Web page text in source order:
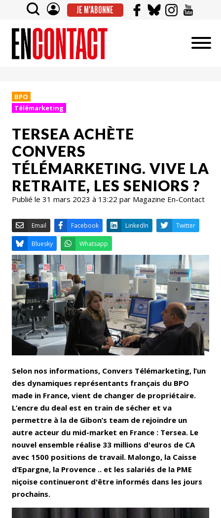
JE M'ABONNE
BPO
Télémarketing
TERSEA ACHÈTE
CONVERS
TÉLÉMARKETING. VIVE LA
RETRAITE, LES SENIORS ?
Publié le 31 mars 2023 à 13:22 par Magazine En-Contact
Email LinkedIn
Bluesky Whatsapp
Selon nos informations, Convers Télémarketing, l’un
des dynamiques représentants français du BPO
made in France, vient de changer de propriétaire.
L’encre du deal est en train de sécher et va
permettre à la de Gibon’s team de rejoindre un
autre acteur du mid-market en France : Tersea. Le
nouvel ensemble réalise 33 millions d'euros de CA
avec 1500 positions de travail. Malongo, la Caisse
d’Epargne, la Provence .. et les salariés de la PME
niçoise continueront d'être informés dans les jours
prochains.